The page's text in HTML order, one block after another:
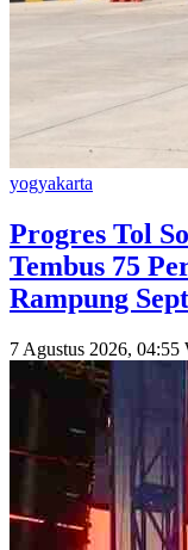
yogyakarta
Progres Tol
Tembus 75
Rampung
7 Agustus 2026, 04:55